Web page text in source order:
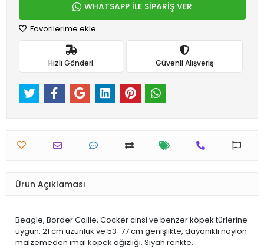
WHATSAPP İLE SİPARİŞ VER
Favorilerime ekle
Hızlı Gönderi Güvenli Alışveriş
Ürün Açıklaması
Beagle, Border Collie, Cocker cinsi ve benzer köpek türlerine
uygun. 21 cm uzunluk ve 53-77 cm genişlikte, dayanıklı naylon
malzemeden imal köpek ağızlığı. Siyah renkte.